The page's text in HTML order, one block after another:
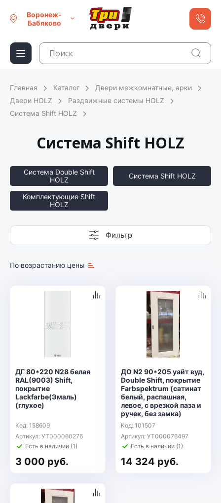
Воронеж-
Бабяково
Главная Каталог
Двери межкомнатные, арки
Двери HOLZ
Раздвижные системы HOLZ
Система Shift HOLZ
Система Shift HOLZ
Система Double Shift
HOLZ
Система Shift HOLZ
Комплектующие Shift
HOLZ
Фильтр
По возрастанию цены
ДГ 80*220 N28 белая
RAL(9003) Shift,
покрытие
Lackfarbе(Эмаль)
(глухое)
Код: 158609
Артикул: УТ000060276
Есть в наличии (1)
3 000 руб.
ДО N2 90*205 уайт вуд,
Double Shift, покрытие
Farbspektrum (сатинат
белый, распашная,
левое, с врезкой паза и
ручек, без замка)
Код: 101507
Артикул: УТ000076497
Есть в наличии (1)
14 324 руб.